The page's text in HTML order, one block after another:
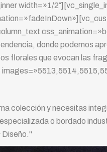
width=»1/
donde podemos
florales que evocan las
colección y necesitas
o bordado
Diseño."